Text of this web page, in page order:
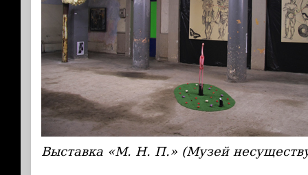
Выставка «М. Н. П.» (Музей